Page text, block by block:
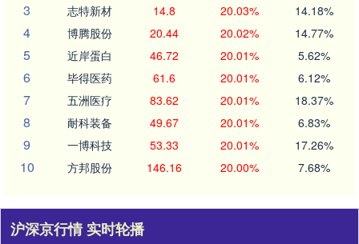
3 志特新材 14.8 20.03% 14.18%
4 博腾股份 20.44 20.02% 14.77%
5 近岸蛋白 46.72 20.01% 5.62%
6 毕得医药 61.6 20.01% 6.12%
7 五洲医疗 83.62 20.01% 18.37%
8 耐科装备 49.67 20.01% 6.83%
9 一博科技 53.33 20.01% 17.26%
10 方邦股份 146.16 20.00% 7.68%
沪深京行情 实时轮播